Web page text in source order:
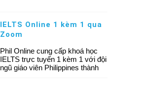
đến 40 ngày, được đứng lớp bởi
đội ngũ giáo viên chuyên về
IELTS Online 1 kèm 1 qua
Zoom
Phil Online cung cấp khoá học
IELTS trực tuyến 1 kèm 1 với đội
ngũ giáo viên Philippines thành